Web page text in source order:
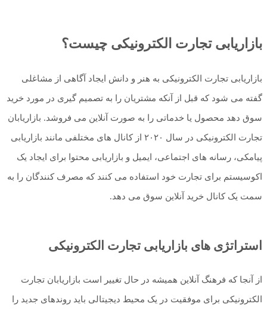
بازاریابی تجارت الکترونیکی چیست؟
بازاریابی تجارت الکترونیکی به هنر و دانش ایجاد آگاهی از مشاغلی
گفته می شود که قبل از آنکه مشتریان را به تصمیم گیری در مورد خرید
سوق دهد محصول یا خدماتی را به صورت آنلاین می فروشد. بازاریابان
تجارت الکترونیکی در سال ۲۰۲۰ از کانال های مختلفی مانند بازاریابی
پیامکی، رسانه های اجتماعی، ایمیل و بازاریابی محتوا برای ایجاد یک
اکوسیستم برای تجارت خود استفاده می کنند که مصرف کنندگان را به
سمت یک کانال خرید آنلاین سوق می دهد.
استراتژی های بازاریابی تجارت الکترونیکی
از آنجا که فرهنگ آنلاین همیشه در حال تغییر است بازاریابان تجارت
الکترونیکی برای موفقیت در یک محیط دیجیتالی باید روندهای جدید را